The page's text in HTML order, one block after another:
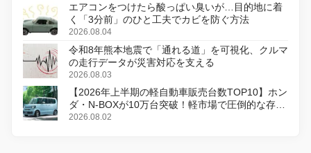
エアコンをつけたら酸っぱい臭いが…目的地に着
く「3分前」のひと工夫でカビを防ぐ方法
2026.08.04
令和8年熊本地震で「通れる道」を可視化、クルマ
の走行データが災害対応を支える
2026.08.03
【2026年上半期の軽自動車販売台数TOP10】ホン
ダ・N-BOXが10万台突破！軽市場で圧倒的な存在
感
2026.08.02